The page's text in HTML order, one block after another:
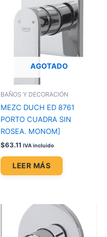
AGOTADO
BAÑOS Y DECORACIÓN
MEZC DUCH ED 8761
PORTO CUADRA SIN
ROSEA. MONOM]
$63.11 IVA incluido
LEER MÁS